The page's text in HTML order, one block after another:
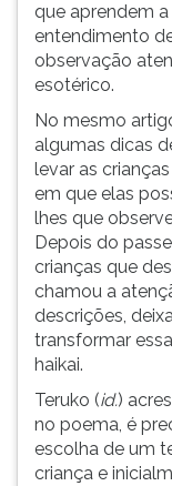
que aprendem
entendimento
observação
esotérico.
No mesmo
algumas dicas
levar as
em que elas
lhes que
Depois do
crianças que
chamou a
descrições,
transformar
haikai.
Teruko (id.)
no poema, é
escolha de um
criança e